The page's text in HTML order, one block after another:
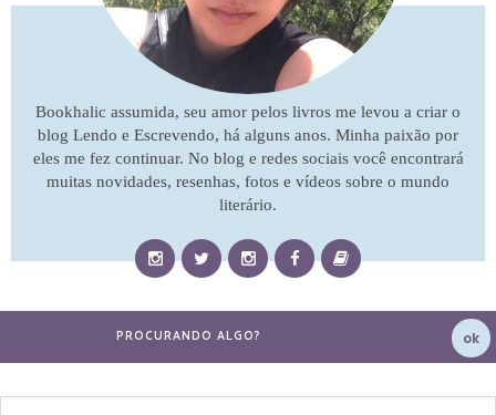
Bookhalic assumida, seu amor pelos livros me levou a criar o
blog Lendo e Escrevendo, há alguns anos. Minha paixão por
eles me fez continuar. No blog e redes sociais você encontrará
muitas novidades, resenhas, fotos e vídeos sobre o mundo
literário.